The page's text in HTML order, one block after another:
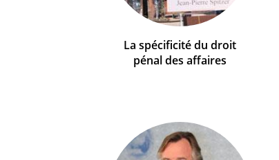
La spécificité du droit
pénal des affaires